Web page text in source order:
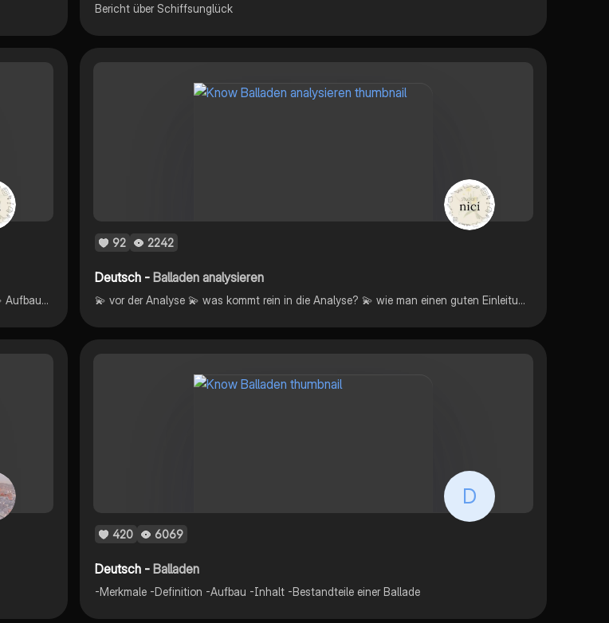
Bericht über Schiffsunglück
💫 was ist eine Ballade? 💫 Beispiele für Balladen 💫 Merkmale einer Ballade 💫 Aufbau einer Ballade (Einleitung , Hauptteil, Schluss) 💫 lyrische, epische, dramatische, allgemeine Elemente 💫 Arten von Balladen 💫 geschichtlicher Hintergrund
92 2242
Deutsch - Balladen analysieren
💫 vor der Analyse 💫 was kommt rein in die Analyse? 💫 wie man einen guten Einleitungssatz schreibt 💫 Aufbau einer Analyse 💫 sprachliche Gestaltungsmittel 💫 nach der Analyse 💫 Beim Schreiben beachten
D
420 6069
Deutsch - Balladen
-Merkmale -Definition -Aufbau -Inhalt -Bestandteile einer Ballade